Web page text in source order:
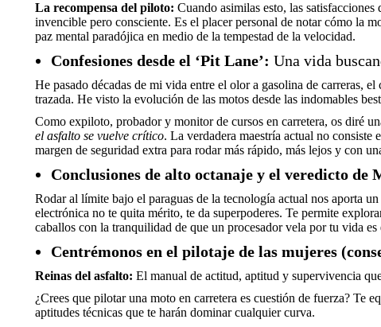
La recompensa del piloto: Cuando asimilas esto, las
invencible pero consciente. Es el placer personal de notar cómo la
paz mental paradójica en medio de la tempestad de la velocidad.
Confesiones desde el ‘Pit Lane’: Una vida
He pasado décadas de mi vida entre el olor a gasolina de carreras,
trazada. He visto la evolución de las motos desde las indomables
Como expiloto, probador y monitor de cursos en carretera, os diré
el asfalto se vuelve crítico. La verdadera maestría actual no consiste
margen de seguridad extra para rodar más rápido, más lejos y con
Conclusiones de alto octanaje y el veredicto de
Rodar al límite bajo el paraguas de la tecnología actual nos aporta
electrónica no te quita mérito, te da superpoderes. Te permite
caballos con la tranquilidad de que un procesador vela por tu vida
Centrémonos en el pilotaje de las mujeres
Reinas del asfalto: El manual de actitud, aptitud y supervivencia
¿Crees que pilotar una moto en carretera es cuestión de fuerza? Te
aptitudes técnicas que te harán dominar cualquier curva.